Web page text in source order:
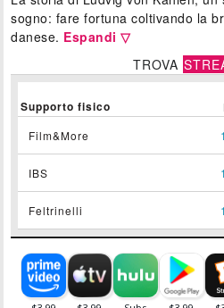
sogno: fare fortuna coltivando la
danese. Espandi ▽
TROVA
Supporto fisico
Film&More
IBS
Feltrinelli